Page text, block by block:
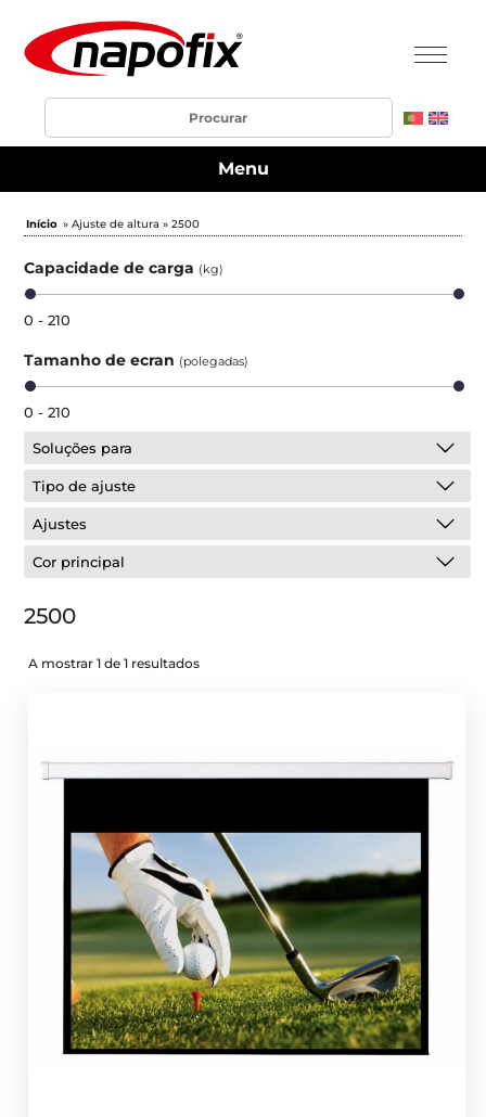
Menu
Início » Ajuste de altura » 2500
Capacidade de carga (kg)
0 - 210
Tamanho de ecran (polegadas)
0 - 210
Soluções para
Tipo de ajuste
Ajustes
Cor principal
2500
A mostrar 1 de 1 resultados